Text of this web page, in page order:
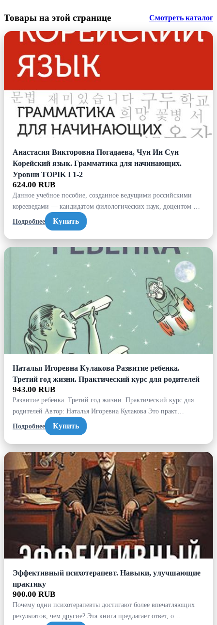
Товары на этой странице Смотреть каталог
Анастасия Викторовна Погадаева, Чун Ин Сун
Корейский язык. Грамматика для начинающих.
Уровни TOPIK I 1-2
624.00 RUB
Данное учебное пособие, созданное ведущими российскими
корееведами — кандидатом филологических наук, доцентом …
Подробнее
Купить
Наталья Игоревна Кулакова Развитие ребенка.
Третий год жизни. Практический курс для родителей
943.00 RUB
Развитие ребенка. Третий год жизни. Практический курс для
родителей Автор: Наталья Игоревна Кулакова Это практ…
Подробнее
Купить
Эффективный психотерапевт. Навыки, улучшающие
практику
900.00 RUB
Почему одни психотерапевты достигают более впечатляющих
результатов, чем другие? Эта книга предлагает ответ, о…